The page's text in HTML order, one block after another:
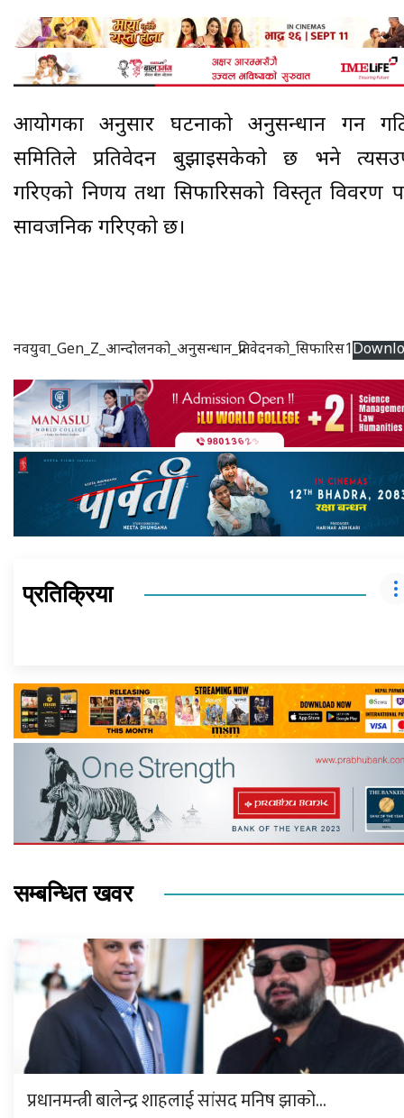
आयोगका अनुसार घटनाको अनुसन्धान गर्न
समितिले प्रतिवेदन बुझाइसकेको छ भने
गरिएको निर्णय तथा सिफारिसको विस्तृत विवरण
सार्वजनिक गरिएको छ।
नवयुवा_Gen_Z_आन्दोलनको_अनुसन्धान_प्रतिवेदनको_सिफारिस1
प्रतिक्रिया
सम्बन्धित खवर
प्रधानमन्त्री बालेन्द्र शाहलाई सांसद मनिष झाको…